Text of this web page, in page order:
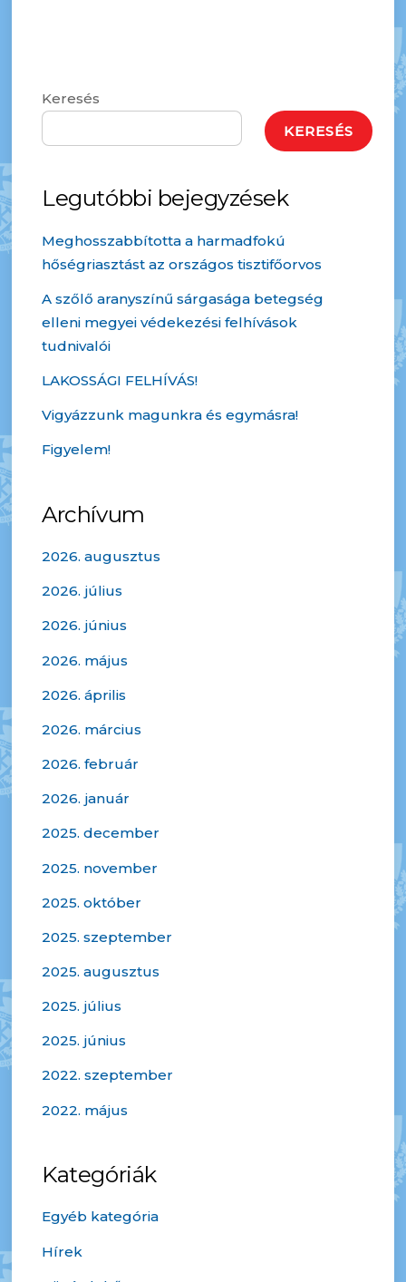
Keresés
KERESÉS
Legutóbbi bejegyzések
Meghosszabbította a harmadfokú
hőségriasztást az országos tisztifőorvos
A szőlő aranyszínű sárgasága betegség
elleni megyei védekezési felhívások
tudnivalói
LAKOSSÁGI FELHÍVÁS!
Vigyázzunk magunkra és egymásra!
Figyelem!
Archívum
2026. augusztus
2026. július
2026. június
2026. május
2026. április
2026. március
2026. február
2026. január
2025. december
2025. november
2025. október
2025. szeptember
2025. augusztus
2025. július
2025. június
2022. szeptember
2022. május
Kategóriák
Egyéb kategória
Hírek